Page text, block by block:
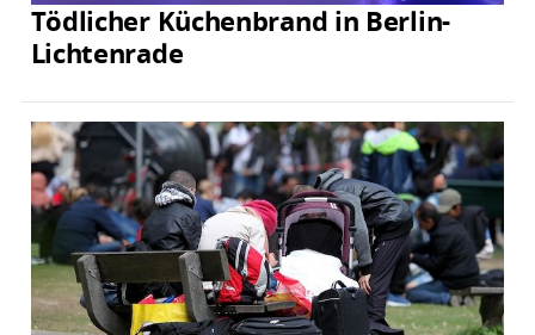
Tödlicher Küchenbrand in Berlin-
Lichtenrade